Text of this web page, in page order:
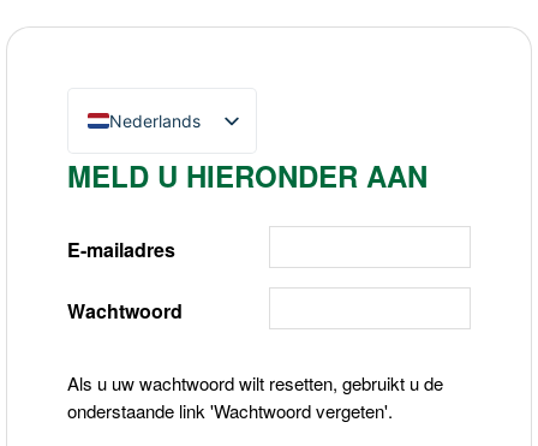
Nederlands
English (UK)
MELD U HIERONDER AAN
E-mailadres
Wachtwoord
Als u uw wachtwoord wilt resetten, gebruikt u de
onderstaande link 'Wachtwoord vergeten'.